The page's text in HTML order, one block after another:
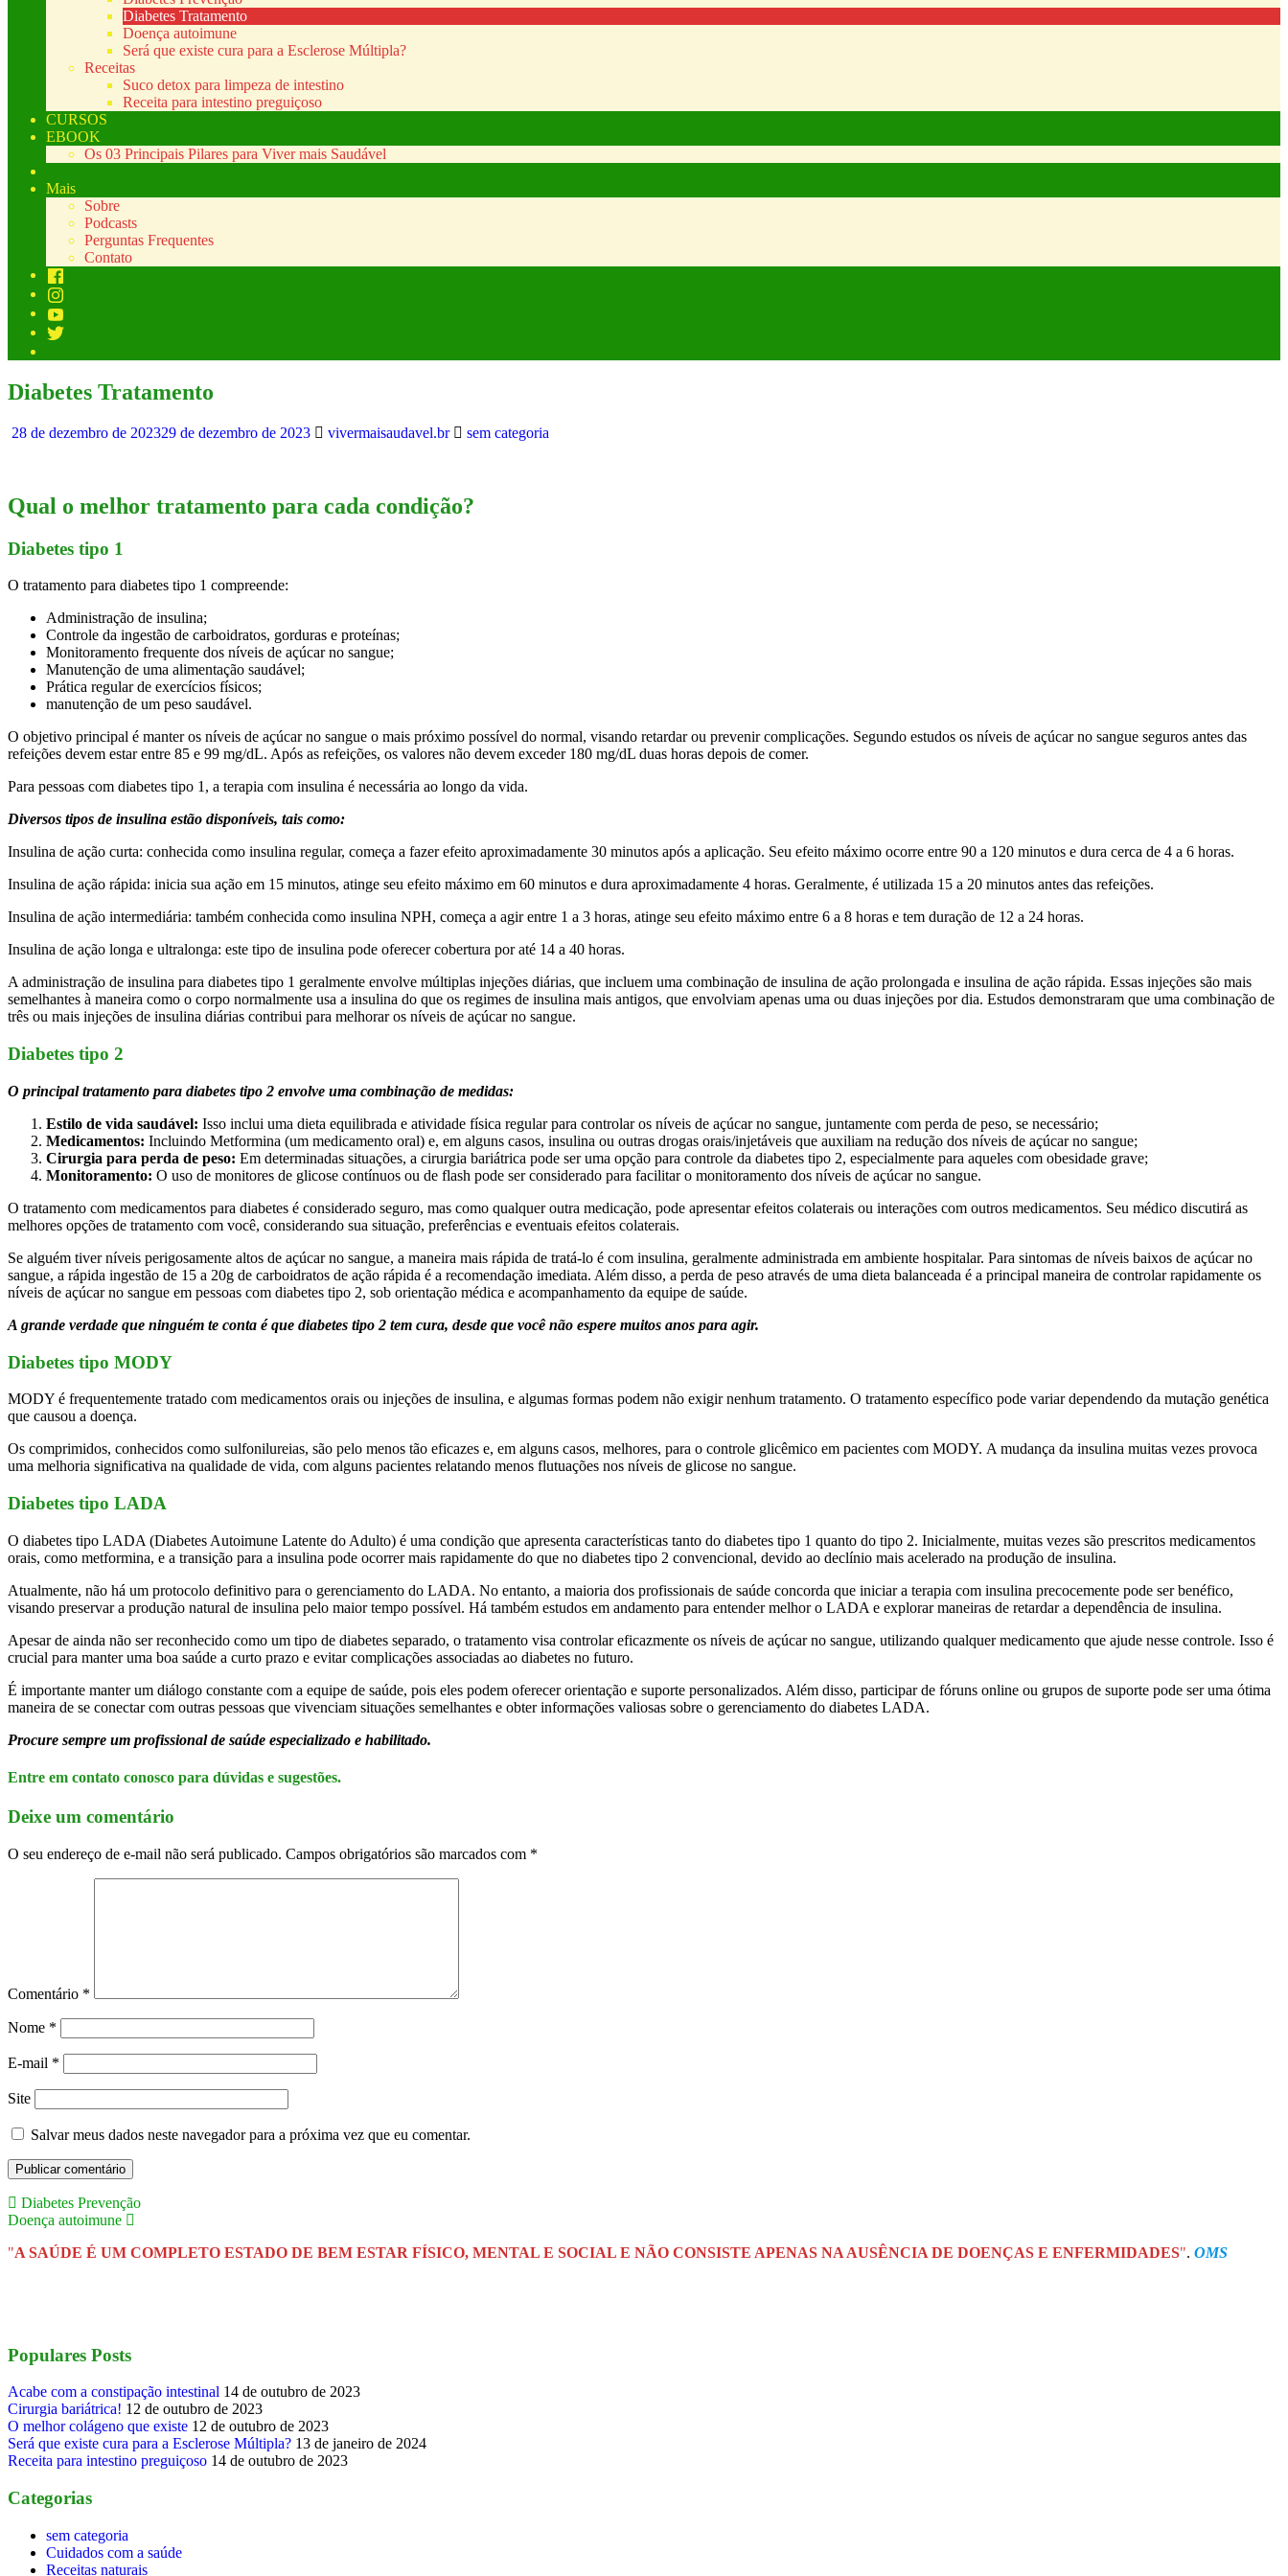
Diabetes Tratamento
Doença autoimune
Será que existe cura para a Esclerose Múltipla?
Receitas
Suco detox para limpeza de intestino
Receita para intestino preguiçoso
CURSOS
EBOOK
Os 03 Principais Pilares para Viver mais Saudável
Mais
Sobre
Podcasts
Perguntas Frequentes
Contato
Diabetes Tratamento
28 de dezembro de 202329 de dezembro de 2023 vivermaisaudavel.br sem categoria
Qual o melhor tratamento para cada condição?
Diabetes tipo 1
O tratamento para diabetes tipo 1 compreende:
Administração de insulina;
Controle da ingestão de carboidratos, gorduras e proteínas;
Monitoramento frequente dos níveis de açúcar no sangue;
Manutenção de uma alimentação saudável;
Prática regular de exercícios físicos;
manutenção de um peso saudável.
O objetivo principal é manter os níveis de açúcar no sangue o mais próximo possível do normal, visando retardar ou prevenir complicações. Segundo estudos os níveis de açúcar no sangue seguros antes das
refeições devem estar entre 85 e 99 mg/dL. Após as refeições, os valores não devem exceder 180 mg/dL duas horas depois de comer.
Para pessoas com diabetes tipo 1, a terapia com insulina é necessária ao longo da vida.
Diversos tipos de insulina estão disponíveis, tais como:
Insulina de ação curta: conhecida como insulina regular, começa a fazer efeito aproximadamente 30 minutos após a aplicação. Seu efeito máximo ocorre entre 90 a 120 minutos e dura cerca de 4 a 6 horas.
Insulina de ação rápida: inicia sua ação em 15 minutos, atinge seu efeito máximo em 60 minutos e dura aproximadamente 4 horas. Geralmente, é utilizada 15 a 20 minutos antes das refeições.
Insulina de ação intermediária: também conhecida como insulina NPH, começa a agir entre 1 a 3 horas, atinge seu efeito máximo entre 6 a 8 horas e tem duração de 12 a 24 horas.
Insulina de ação longa e ultralonga: este tipo de insulina pode oferecer cobertura por até 14 a 40 horas.
A administração de insulina para diabetes tipo 1 geralmente envolve múltiplas injeções diárias, que incluem uma combinação de insulina de ação prolongada e insulina de ação rápida. Essas injeções são mais
semelhantes à maneira como o corpo normalmente usa a insulina do que os regimes de insulina mais antigos, que envolviam apenas uma ou duas injeções por dia. Estudos demonstraram que uma combinação de
três ou mais injeções de insulina diárias contribui para melhorar os níveis de açúcar no sangue.
Diabetes tipo 2
O principal tratamento para diabetes tipo 2 envolve uma combinação de medidas:
Estilo de vida saudável: Isso inclui uma dieta equilibrada e atividade física regular para controlar os níveis de açúcar no sangue, juntamente com perda de peso, se necessário;
Medicamentos: Incluindo Metformina (um medicamento oral) e, em alguns casos, insulina ou outras drogas orais/injetáveis que auxiliam na redução dos níveis de açúcar no sangue;
Cirurgia para perda de peso: Em determinadas situações, a cirurgia bariátrica pode ser uma opção para controle da diabetes tipo 2, especialmente para aqueles com obesidade grave;
Monitoramento: O uso de monitores de glicose contínuos ou de flash pode ser considerado para facilitar o monitoramento dos níveis de açúcar no sangue.
O tratamento com medicamentos para diabetes é considerado seguro, mas como qualquer outra medicação, pode apresentar efeitos colaterais ou interações com outros medicamentos. Seu médico discutirá as
melhores opções de tratamento com você, considerando sua situação, preferências e eventuais efeitos colaterais.
Se alguém tiver níveis perigosamente altos de açúcar no sangue, a maneira mais rápida de tratá-lo é com insulina, geralmente administrada em ambiente hospitalar. Para sintomas de níveis baixos de açúcar no
sangue, a rápida ingestão de 15 a 20g de carboidratos de ação rápida é a recomendação imediata. Além disso, a perda de peso através de uma dieta balanceada é a principal maneira de controlar rapidamente os
níveis de açúcar no sangue em pessoas com diabetes tipo 2, sob orientação médica e acompanhamento da equipe de saúde.
A grande verdade que ninguém te conta é que diabetes tipo 2 tem cura, desde que você não espere muitos anos para agir.
Diabetes tipo MODY
MODY é frequentemente tratado com medicamentos orais ou injeções de insulina, e algumas formas podem não exigir nenhum tratamento. O tratamento específico pode variar dependendo da mutação genética
que causou a doença.
Os comprimidos, conhecidos como sulfonilureias, são pelo menos tão eficazes e, em alguns casos, melhores, para o controle glicêmico em pacientes com MODY. A mudança da insulina muitas vezes provoca
uma melhoria significativa na qualidade de vida, com alguns pacientes relatando menos flutuações nos níveis de glicose no sangue.
Diabetes tipo LADA
O diabetes tipo LADA (Diabetes Autoimune Latente do Adulto) é uma condição que apresenta características tanto do diabetes tipo 1 quanto do tipo 2. Inicialmente, muitas vezes são prescritos medicamentos
orais, como metformina, e a transição para a insulina pode ocorrer mais rapidamente do que no diabetes tipo 2 convencional, devido ao declínio mais acelerado na produção de insulina.
Atualmente, não há um protocolo definitivo para o gerenciamento do LADA. No entanto, a maioria dos profissionais de saúde concorda que iniciar a terapia com insulina precocemente pode ser benéfico,
visando preservar a produção natural de insulina pelo maior tempo possível. Há também estudos em andamento para entender melhor o LADA e explorar maneiras de retardar a dependência de insulina.
Apesar de ainda não ser reconhecido como um tipo de diabetes separado, o tratamento visa controlar eficazmente os níveis de açúcar no sangue, utilizando qualquer medicamento que ajude nesse controle. Isso é
crucial para manter uma boa saúde a curto prazo e evitar complicações associadas ao diabetes no futuro.
É importante manter um diálogo constante com a equipe de saúde, pois eles podem oferecer orientação e suporte personalizados. Além disso, participar de fóruns online ou grupos de suporte pode ser uma ótima
maneira de se conectar com outras pessoas que vivenciam situações semelhantes e obter informações valiosas sobre o gerenciamento do diabetes LADA.
Procure sempre um profissional de saúde especializado e habilitado.
Entre em contato conosco para dúvidas e sugestões.
Deixe um comentário
O seu endereço de e-mail não será publicado. Campos obrigatórios são marcados com *
Comentário *
Nome *
E-mail *
Site
Salvar meus dados neste navegador para a próxima vez que eu comentar.
Diabetes Prevenção
Doença autoimune
"A SAÚDE É UM COMPLETO ESTADO DE BEM ESTAR FÍSICO, MENTAL E SOCIAL E NÃO CONSISTE APENAS NA AUSÊNCIA DE DOENÇAS E ENFERMIDADES". OMS
Populares Posts
Acabe com a constipação intestinal 14 de outubro de 2023
Cirurgia bariátrica! 12 de outubro de 2023
O melhor colágeno que existe 12 de outubro de 2023
Será que existe cura para a Esclerose Múltipla? 13 de janeiro de 2024
Receita para intestino preguiçoso 14 de outubro de 2023
Categorias
sem categoria
Cuidados com a saúde
Receitas naturais